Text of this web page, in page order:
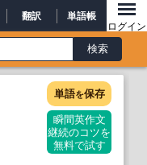
翻訳 単語帳
ログイン
単語を保存
瞬間英作文
継続のコツを
無料で試す